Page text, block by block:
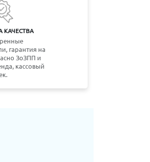
КАЧЕСТВА
гарантия на
ЗоЗПП и
кассовый